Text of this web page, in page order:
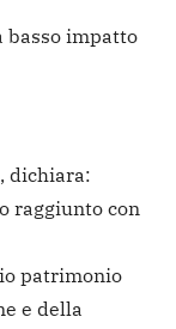
basso impatto
dichiara:
raggiunto con
patrimonio
e della